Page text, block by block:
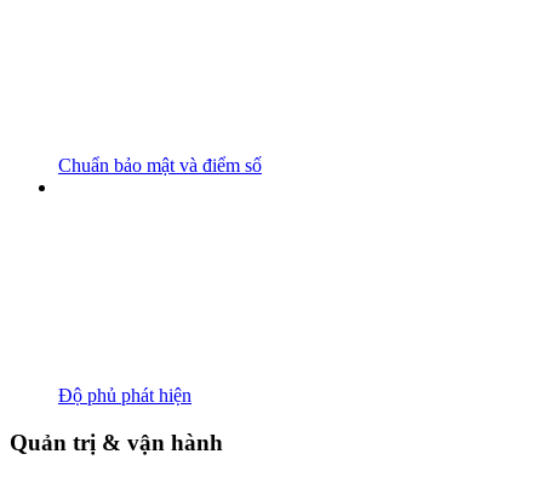
Chuẩn bảo mật và điểm số
Độ phủ phát hiện
Quản trị & vận hành